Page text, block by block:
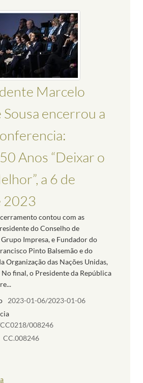
Marcelo
Sousa encerrou a
Anos “Deixar o
a 6 de
2023
contou com as
do Conselho de
Impresa, e Fundador do
Pinto Balsemão e do
Organização das Nações Unidas,
final, o Presidente da República
2023-01-06/2023-01-06
008246
CC.008246